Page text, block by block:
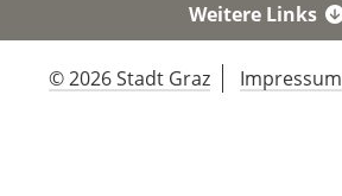
Weitere Links
© 2026 Stadt Graz Impressum